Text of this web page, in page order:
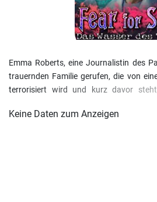
Emma Roberts, eine Journalistin des
trauernden Familie gerufen, die von
terrorisiert wird und kurz davor
Wassergeist nicht das einzige Geheimnis
Keine Daten zum Anzeigen